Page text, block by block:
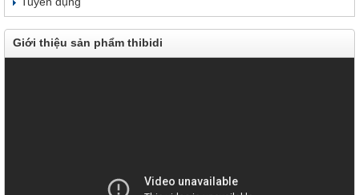
Giới thiệu sản phẩm thibidi